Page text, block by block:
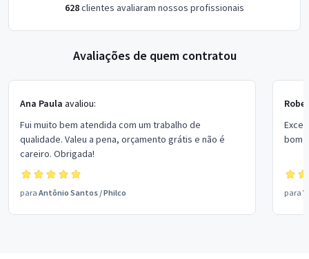
628clientes avaliaram nossos profissionais
Avaliações de quem contratou
Ana Paula avaliou:
Fui muito bem atendida com um trabalho de
qualidade. Valeu a pena, orçamento grátis e não é
careiro. Obrigada!
para Antônio Santos /Philco
bom
para